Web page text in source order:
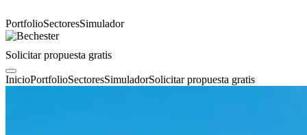
PortfolioSectoresSimulador
Solicitar propuesta gratis
InicioPortfolioSectoresSimuladorSolicitar propuesta gratis